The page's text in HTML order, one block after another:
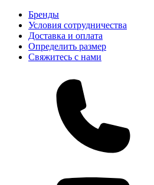
Бренды
Условия сотрудничества
Доставка и оплата
Определить размер
Свяжитесь с нами